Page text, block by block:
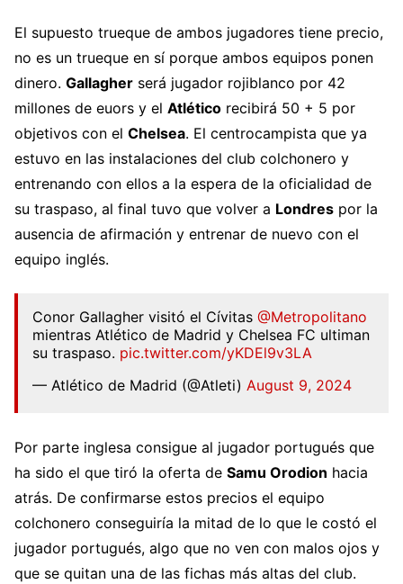
El supuesto trueque de ambos jugadores tiene precio,
no es un trueque en sí porque ambos equipos ponen
dinero. Gallagher será jugador rojiblanco por 42
millones de euors y el Atlético recibirá 50 + 5 por
objetivos con el Chelsea. El centrocampista que ya
estuvo en las instalaciones del club colchonero y
entrenando con ellos a la espera de la oficialidad de
su traspaso, al final tuvo que volver a Londres por la
ausencia de afirmación y entrenar de nuevo con el
equipo inglés.
Conor Gallagher visitó el Cívitas @Metropolitano
mientras Atlético de Madrid y Chelsea FC ultiman
su traspaso. pic.twitter.com/yKDEl9v3LA
— Atlético de Madrid (@Atleti) August 9, 2024
Por parte inglesa consigue al jugador portugués que
ha sido el que tiró la oferta de Samu Orodion hacia
atrás. De confirmarse estos precios el equipo
colchonero conseguiría la mitad de lo que le costó el
jugador portugués, algo que no ven con malos ojos y
que se quitan una de las fichas más altas del club.